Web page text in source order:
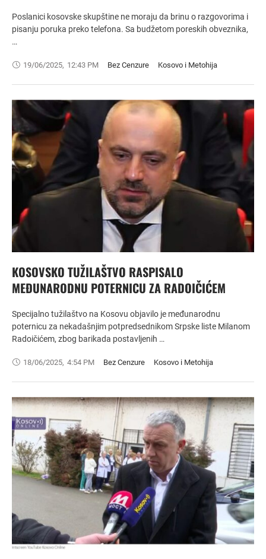
Poslanici kosovske skupštine ne moraju da brinu o razgovorima i
pisanju poruka preko telefona. Sa budžetom poreskih obveznika,
…
19/06/2025, 12:43 PM Bez Cenzure Kosovo i Metohija
KOSOVSKO TUŽILAŠTVO RASPISALO
MEĐUNARODNU POTERNICU ZA RADOIČIĆEM
Specijalno tužilaštvo na Kosovu objavilo je međunarodnu
poternicu za nekadašnjim potpredsednikom Srpske liste Milanom
Radoičićem, zbog barikada postavljenih …
18/06/2025, 4:54 PM Bez Cenzure Kosovo i Metohija